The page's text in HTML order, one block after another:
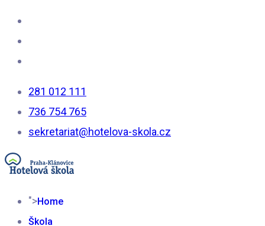
281 012 111
736 754 765
sekretariat@hotelova-skola.cz
">Home
Škola